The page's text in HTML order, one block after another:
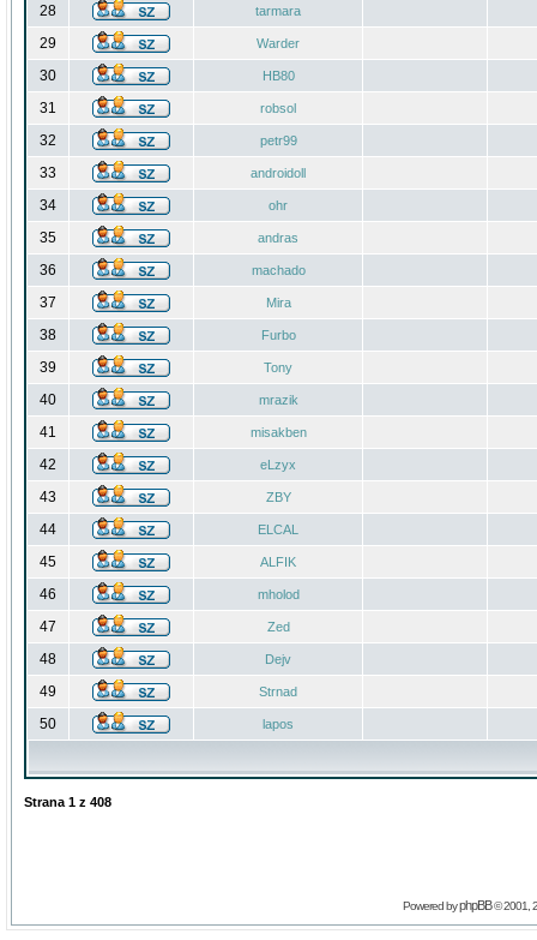
28 tarmara
29 Warder
30 HB80
31 robsol
32 petr99
33 androidoll
34 ohr
35 andras
36 machado
37 Mira
38 Furbo
39 Tony
40 mrazik
41 misakben
42 eLzyx
43 ZBY
44 ELCAL
45 ALFIK
46 mholod
47 Zed
48 Dejv
49 Strnad
50 lapos
Strana 1 z 408
Powered byphpBB© 2001,